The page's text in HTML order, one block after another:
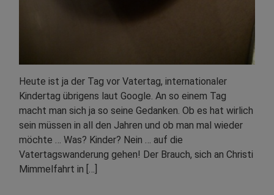
Heute ist ja der Tag vor Vatertag, internationaler
Kindertag übrigens laut Google. An so einem Tag
macht man sich ja so seine Gedanken. Ob es hat wirlich
sein müssen in all den Jahren und ob man mal wieder
möchte … Was? Kinder? Nein … auf die
Vatertagswanderung gehen! Der Brauch, sich an Christi
Mimmelfahrt in […]